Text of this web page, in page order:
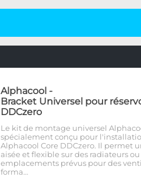
Alphacool -
Bracket Universel pour
DDCzero
Le kit de montage universel
spécialement conçu pour
Alphacool Core DDCzero. Il permet
aisée et flexible sur des radiateurs ou
emplacements prévus pour des
forma…